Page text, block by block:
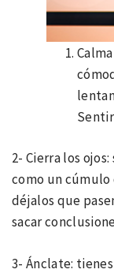
2- Cierra los
como un
déjalos que
sacar
3- Ánclate: